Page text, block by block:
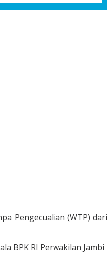
Pengecualian (WTP) dari
BPK RI Perwakilan Jambi